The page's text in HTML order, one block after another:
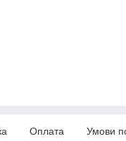
Оплата Умови